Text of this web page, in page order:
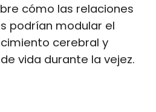
cómo las relaciones
podrían modular el
cerebral y
vida durante la vejez.